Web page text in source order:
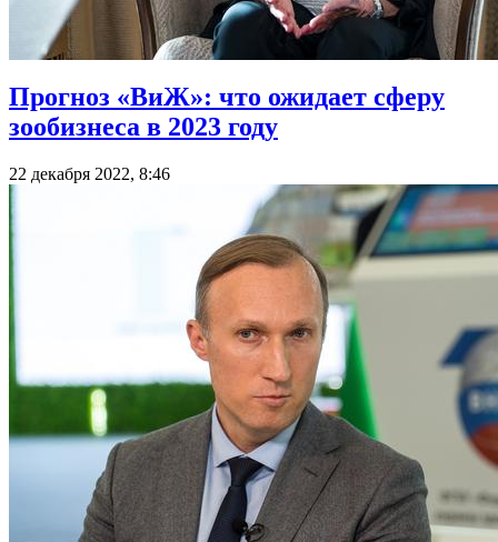
Прогноз «ВиЖ»: что ожидает сферу
зообизнеса в 2023 году
22 декабря 2022, 8:46